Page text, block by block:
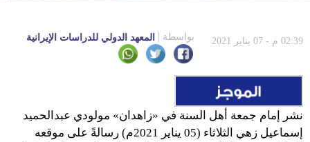
02:39 م - 07 يناير 2021 بواسطة المعهد الدولي للدراسات الإيرانية
نشر إمام جمعة أهل السنة في «زاهدان» مولودي عبدالحميد
إسماعيل زهي الثلاثاء (05 يناير 2021م) رسالةً على موقعه